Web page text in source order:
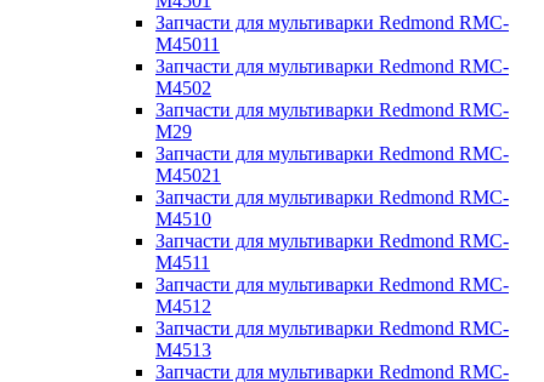
Запчасти для мультиварки Redmond RMC-
M45011
Запчасти для мультиварки Redmond RMC-
M4502
Запчасти для мультиварки Redmond RMC-
M29
Запчасти для мультиварки Redmond RMC-
M45021
Запчасти для мультиварки Redmond RMC-
M4510
Запчасти для мультиварки Redmond RMC-
M4511
Запчасти для мультиварки Redmond RMC-
M4512
Запчасти для мультиварки Redmond RMC-
M4513
Запчасти для мультиварки Redmond RMC-